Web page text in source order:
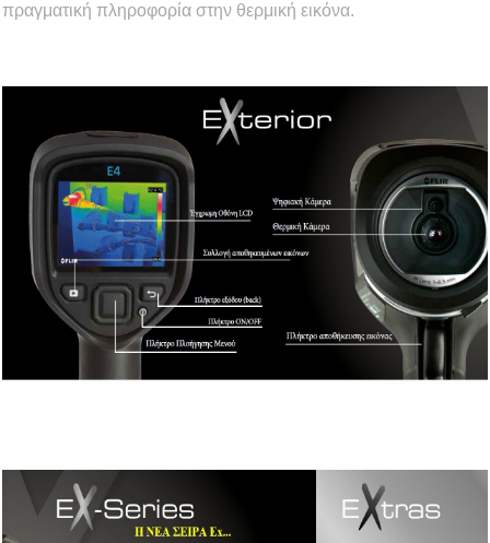
πραγματική πληροφορία στην θερμική εικόνα.